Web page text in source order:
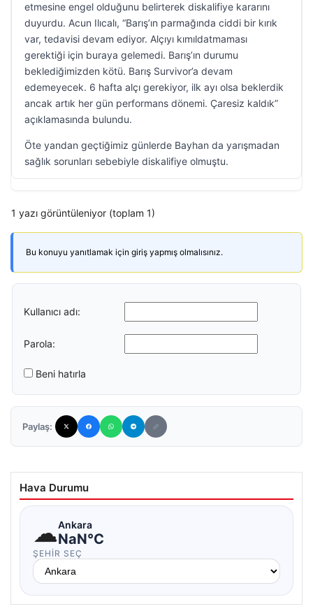
etmesine engel olduğunu belirterek diskalifiye kararını
duyurdu. Acun Ilıcalı, “Barış’ın parmağında ciddi bir kırık
var, tedavisi devam ediyor. Alçıyı kımıldatmaması
gerektiği için buraya gelemedi. Barış’ın durumu
beklediğimizden kötü. Barış Survivor’a devam
edemeyecek. 6 hafta alçı gerekiyor, ilk ayı olsa beklerdik
ancak artık her gün performans dönemi. Çaresiz kaldık”
açıklamasında bulundu.
Öte yandan geçtiğimiz günlerde Bayhan da yarışmadan
sağlık sorunları sebebiyle diskalifiye olmuştu.
1 yazı görüntüleniyor (toplam 1)
Bu konuyu yanıtlamak için giriş yapmış olmalısınız.
Kullanıcı adı:
Parola:
Beni hatırla
Paylaş:
Hava Durumu
☁Ankara
NaN°C
ŞEHIR SEÇ